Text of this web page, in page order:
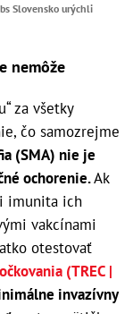
Slovensko urýchli
nemôže
za všetky
čo samozrejme
(SMA) nie je
ochorenie.Ak
imunita ich
vakcínami
otestovať
(TREC |
invazívny